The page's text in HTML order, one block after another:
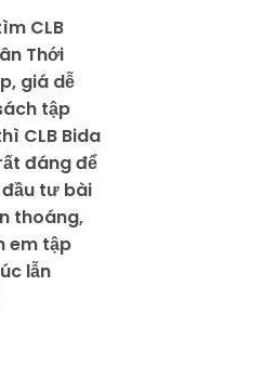
CLB
Thới
giá dễ
tập
CLB Bida
đáng để
tư bài
thoáng,
em tập
lẫn